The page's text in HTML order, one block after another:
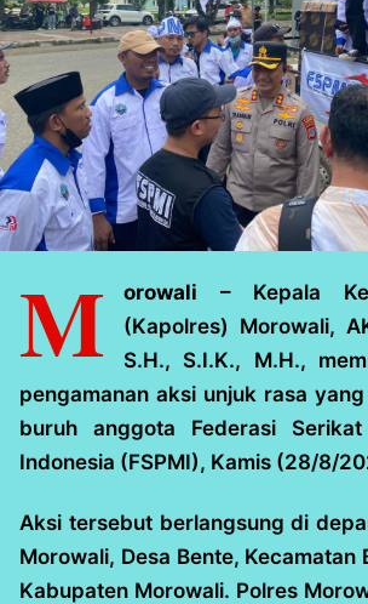
M orowali – Kepala
(Kapolres) Morowali,
S.H., S.I.K., M.H.,
pengamanan aksi unjuk rasa
buruh anggota Federasi
Indonesia (FSPMI), Kamis (28/8/
Aksi tersebut berlangsung di
Morowali, Desa Bente, Kecamatan
Kabupaten Morowali. Polres